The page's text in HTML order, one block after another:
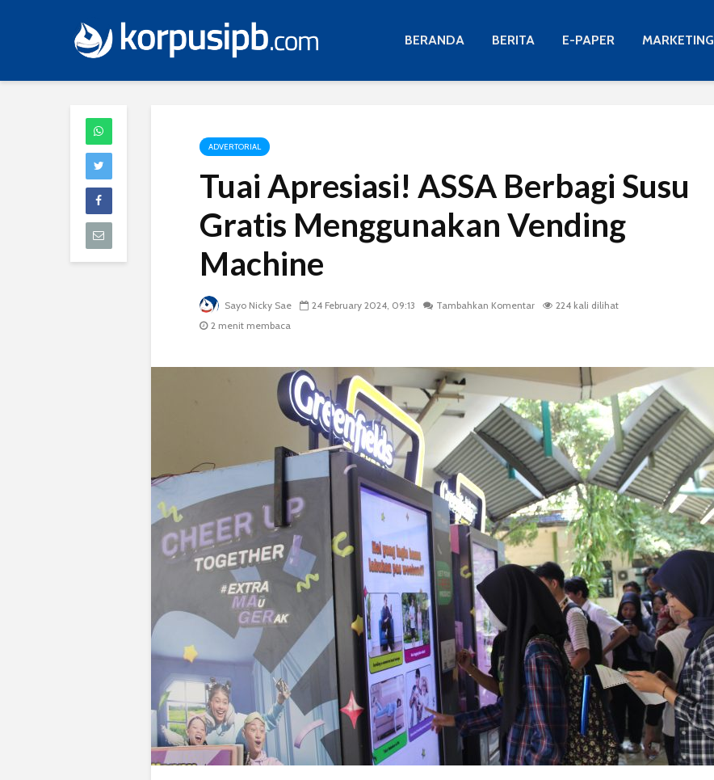
BERANDA BERITA E-PAPER MARKETING
ADVERTORIAL
Tuai Apresiasi! ASSA Berbagi Susu
Gratis Menggunakan Vending
Machine
Sayo Nicky Sae 24 February 2024, 09:13 Tambahkan Komentar
224 kali dilihat
2 menit membaca